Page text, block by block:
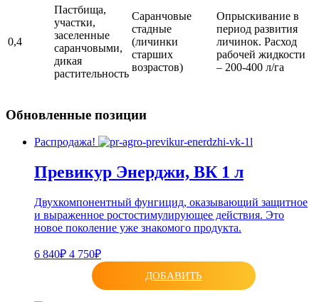
0,4
Пастбища,
участки,
заселенные
саранчовыми,
дикая
растительность
Саранчовые
стадные
(личинки
старших
возрастов)
Опрыскивание в
период развития
личинок. Расход
рабочей жидкости
– 200-400 л/га
Обновленные позиции
Распродажа!
Превикур Энерджи, ВК 1 л
Двухкомпонентный фунгицид, оказывающий защитное
и выраженное ростостимулирующее действия. Это
новое поколение уже знакомого продукта.
6 840₽ 4 750₽
ДОБАВИТЬ